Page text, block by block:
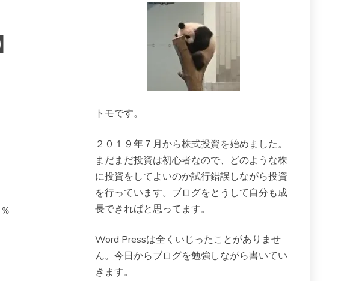
トモです。
２０１９年７月から株式投資を始めました。
まだまだ投資は初心者なので、どのような株
に投資をしてよいのか試行錯誤しながら投資
を行っています。ブログをとうして自分も成
長できればと思ってます。
Word Pressは全くいじったことがありませ
ん。今日からブログを勉強しながら書いてい
きます。